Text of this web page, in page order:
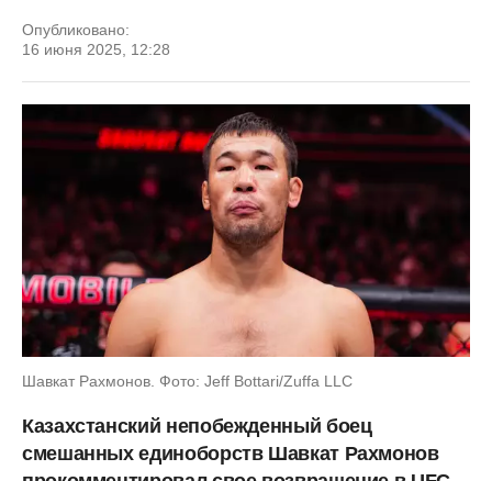
Опубликовано:
16 июня 2025, 12:28
Шавкат Рахмонов. Фото: Jeff Bottari/Zuffa LLC
Казахстанский непобежденный боец
смешанных единоборств Шавкат Рахмонов